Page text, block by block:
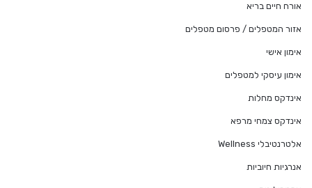
אורח חיים בריא
אזור המטפלים / פרסום מטפלים
אימון אישי
אימון עיסקי למטפלים
אינדקס מחלות
אינדקס צמחי מרפא
אלטרנטיבלי Wellness
אנרגיות חיוביות